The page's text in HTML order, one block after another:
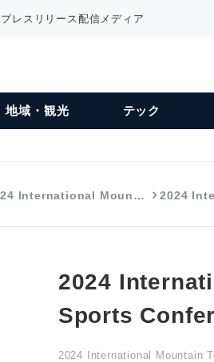
レスリリース配信メディア
地域・観光 テック
International Moun… 2024
2024
Sports
2024 International Mountain